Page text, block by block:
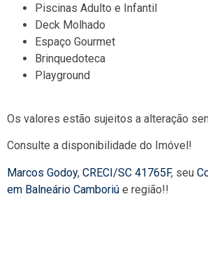
Piscinas Adulto e Infantil
Deck Molhado
Espaço Gourmet
Brinquedoteca
Playground
Os valores estão sujeitos a alteração
Consulte a disponibilidade do Imóvel!
Marcos Godoy, CRECI/SC 41765F, seu
em Balneário Camboriú e região!!